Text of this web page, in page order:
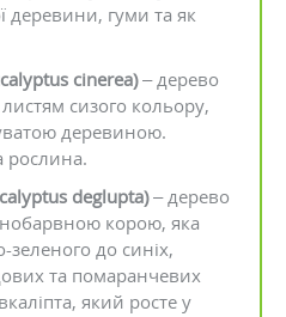
деревини, гуми та як
cinerea)– дерево
сизого кольору,
деревиною.
рослина.
deglupta)– дерево
корою, яка
зеленого до синіх,
та помаранчевих
який росте у